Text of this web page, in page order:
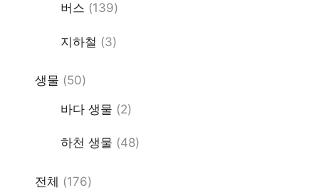
버스 (139)
지하철 (3)
생물 (50)
바다 생물 (2)
하천 생물 (48)
전체 (176)